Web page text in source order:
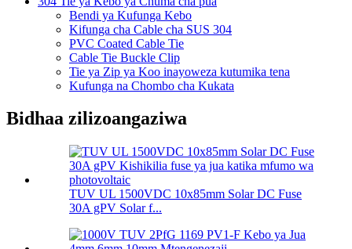
Bendi ya Kufunga Kebo
Kifunga cha Cable cha SUS 304
PVC Coated Cable Tie
Cable Tie Buckle Clip
Tie ya Zip ya Koo inayoweza kutumika tena
Kufunga na Chombo cha Kukata
Bidhaa zilizoangaziwa
TUV UL 1500VDC 10x85mm Solar DC Fuse
30A gPV Solar f...